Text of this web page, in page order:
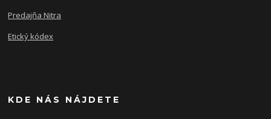
Predajňa Nitra
Etický kódex
KDE NÁS NÁJDETE